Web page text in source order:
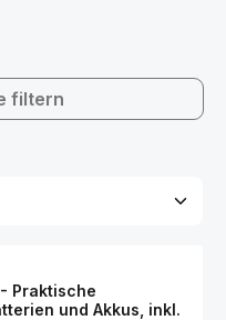
filtern
Praktische
und Akkus, inkl.